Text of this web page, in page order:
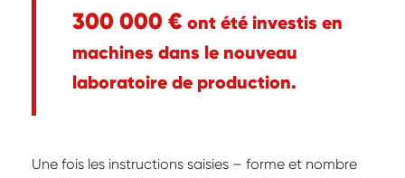
300 000 € ont été investis en
machines dans le nouveau
laboratoire de production.
Une fois les instructions saisies – forme et nombre